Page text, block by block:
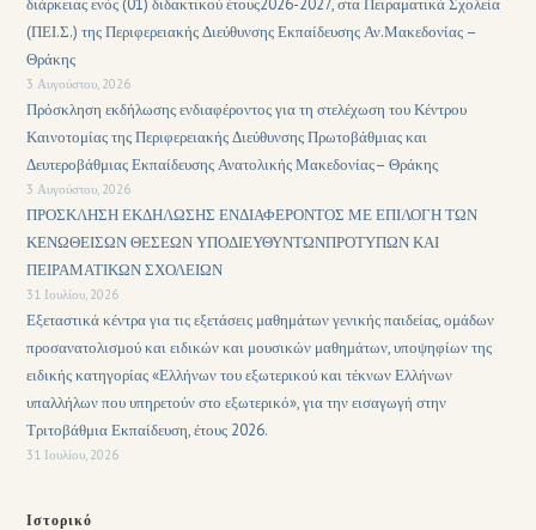
διάρκειας ενός (01) διδακτικού έτους2026-2027, στα Πειραματικά Σχολεία
(ΠΕΙ.Σ.) της Περιφερειακής Διεύθυνσης Εκπαίδευσης Αν.Μακεδονίας –
Θράκης
3 Αυγούστου, 2026
Πρόσκληση εκδήλωσης ενδιαφέροντος για τη στελέχωση του Κέντρου
Καινοτομίας της Περιφερειακής Διεύθυνσης Πρωτοβάθμιας και
Δευτεροβάθμιας Εκπαίδευσης Ανατολικής Μακεδονίας– Θράκης
3 Αυγούστου, 2026
ΠΡΟΣΚΛΗΣΗ ΕΚΔΗΛΩΣΗΣ ΕΝΔΙΑΦΕΡΟΝΤΟΣ ΜΕ ΕΠΙΛΟΓΗ ΤΩΝ
ΚΕΝΩΘΕΙΣΩΝ ΘΕΣΕΩΝ ΥΠΟΔΙΕΥΘΥΝΤΩΝΠΡΟΤΥΠΩΝ ΚΑΙ
ΠΕΙΡΑΜΑΤΙΚΩΝ ΣΧΟΛΕΙΩΝ
31 Ιουλίου, 2026
Εξεταστικά κέντρα για τις εξετάσεις μαθημάτων γενικής παιδείας, ομάδων
προσανατολισμού και ειδικών και μουσικών μαθημάτων, υποψηφίων της
ειδικής κατηγορίας «Ελλήνων του εξωτερικού και τέκνων Ελλήνων
υπαλλήλων που υπηρετούν στο εξωτερικό», για την εισαγωγή στην
Τριτοβάθμια Εκπαίδευση, έτους 2026.
31 Ιουλίου, 2026
Ιστορικό